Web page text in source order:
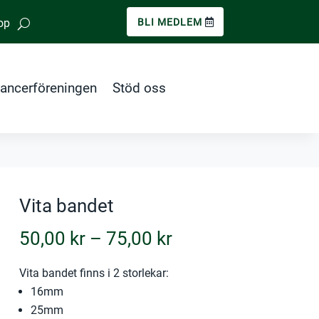
BLI MEDLEM
Stöd oss
Vita bandet
50,00 kr – 75,00 krPrisintervall:
Vita bandet finns i 2 storlekar:
16mm
25mm